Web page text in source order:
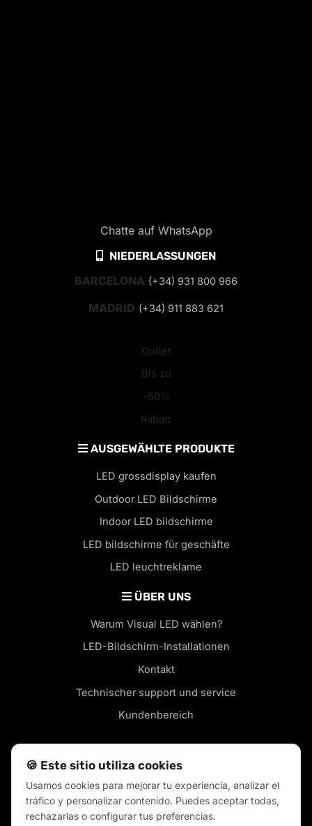
Chatte auf WhatsApp
NIEDERLASSUNGEN
BARCELONA (+34) 931 800 966
MADRID (+34) 911 883 621
Outlet
Bis zu
-50%
Rabatt
AUSGEWÄHLTE PRODUKTE
LED grossdisplay kaufen
Outdoor LED Bildschirme
Indoor LED bildschirme
LED bildschirme für geschäfte
LED leuchtreklame
ÜBER UNS
Warum Visual LED wählen?
LED-Bildschirm-Installationen
Kontakt
Technischer support und service
Kundenbereich
LED-Bildschirme in Ihrer Stadt
🍪 Este sitio utiliza cookies
Usamos cookies para mejorar tu experiencia, analizar el
tráfico y personalizar contenido. Puedes aceptar todas,
rechazarlas o configurar tus preferencias.